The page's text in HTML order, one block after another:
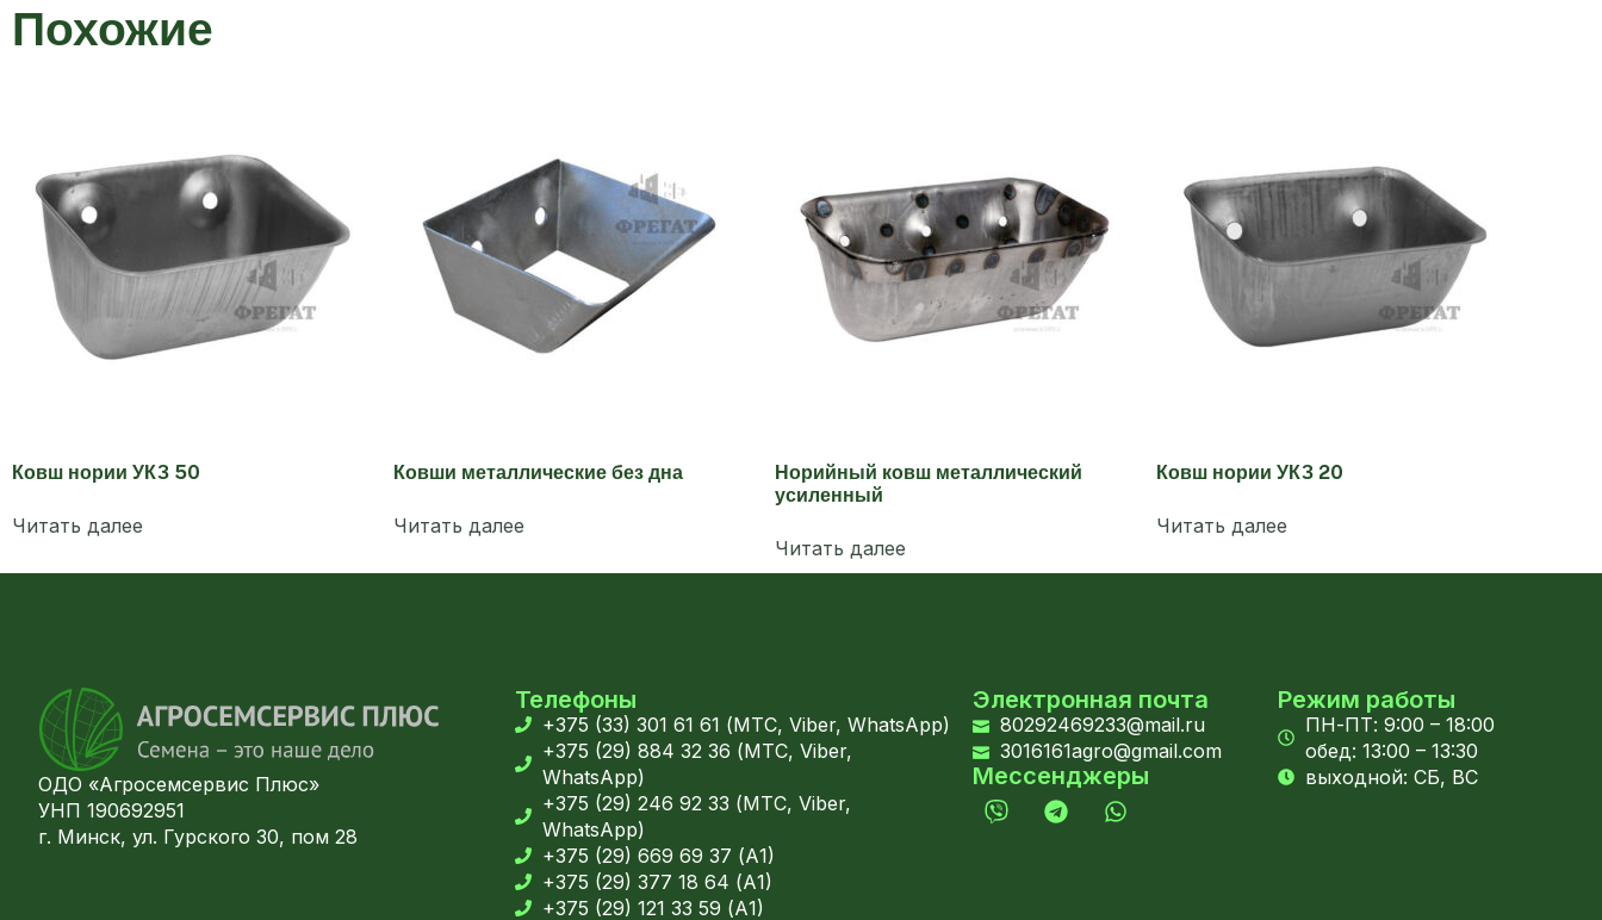
Похожие
Ковш нории УКЗ 50
Читать далее
Ковши металлические без дна
Читать далее
Норийный ковш металлический
усиленный
Читать далее
Ковш нории УКЗ 20
Читать далее
ОДО «Агросемсервис Плюс»
УНП 190692951
г. Минск, ул. Гурского 30, пом 28
Телефоны
+375 (33) 301 61 61 (МТС, Viber, WhatsApp)
+375 (29) 884 32 36 (МТС, Viber,
WhatsApp)
+375 (29) 246 92 33 (МТС, Viber,
WhatsApp)
+375 (29) 669 69 37 (А1)
+375 (29) 377 18 64 (А1)
+375 (29) 121 33 59 (А1)
Электронная почта
80292469233@mail.ru
3016161agro@gmail.com
Мессенджеры
Режим работы
ПН-ПТ: 9:00 – 18:00
обед: 13:00 – 13:30
выходной: СБ, ВС